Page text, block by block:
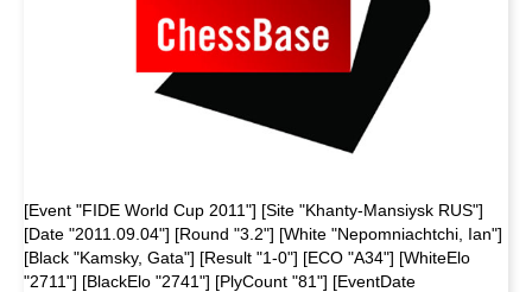
[Event "FIDE World Cup 2011"] [Site "Khanty-Mansiysk RUS"]
[Date "2011.09.04"] [Round "3.2"] [White "Nepomniachtchi, Ian"]
[Black "Kamsky, Gata"] [Result "1-0"] [ECO "A34"] [WhiteElo
"2711"] [BlackElo "2741"] [PlyCount "81"] [EventDate